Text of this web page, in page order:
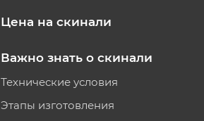
Цена на скинали
Важно знать о скинали
Технические условия
Этапы изготовления